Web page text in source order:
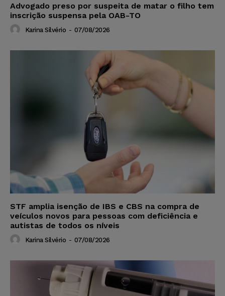
Advogado preso por suspeita de matar o filho tem
inscrição suspensa pela OAB-TO
Karina Silvério - 07/08/2026
STF amplia isenção de IBS e CBS na compra de
veículos novos para pessoas com deficiência e
autistas de todos os níveis
Karina Silvério - 07/08/2026